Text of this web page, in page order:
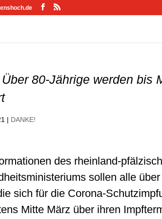
Über 80-Jährige werden bis
| DANKE!
des rheinland-
sollen alle
sich für die Corona-
Mitte März über ihren